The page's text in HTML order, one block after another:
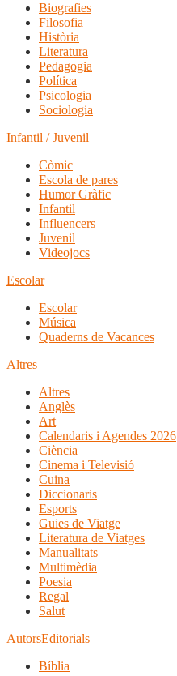
Biografies
Filosofia
Història
Literatura
Pedagogia
Política
Psicologia
Sociologia
Infantil / Juvenil
Còmic
Escola de pares
Humor Gràfic
Infantil
Influencers
Juvenil
Videojocs
Escolar
Escolar
Música
Quaderns de Vacances
Altres
Altres
Anglès
Art
Calendaris i Agendes 2026
Ciència
Cinema i Televisió
Cuina
Diccionaris
Esports
Guies de Viatge
Literatura de Viatges
Manualitats
Multimèdia
Poesia
Regal
Salut
AutorsEditorials
Bíblia